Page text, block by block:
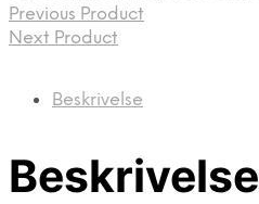
Previous Product
Next Product
Beskrivelse
Beskrivelse